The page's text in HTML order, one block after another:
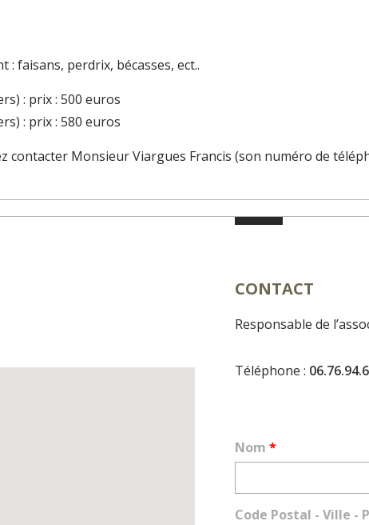
faisans, perdrix, bécasses, ect..
: prix : 500 euros
: prix : 580 euros
contacter Monsieur Viargues Francis (son numéro de
CONTACT
Responsable de
Téléphone :
Nom *
Code Postal - Ville -